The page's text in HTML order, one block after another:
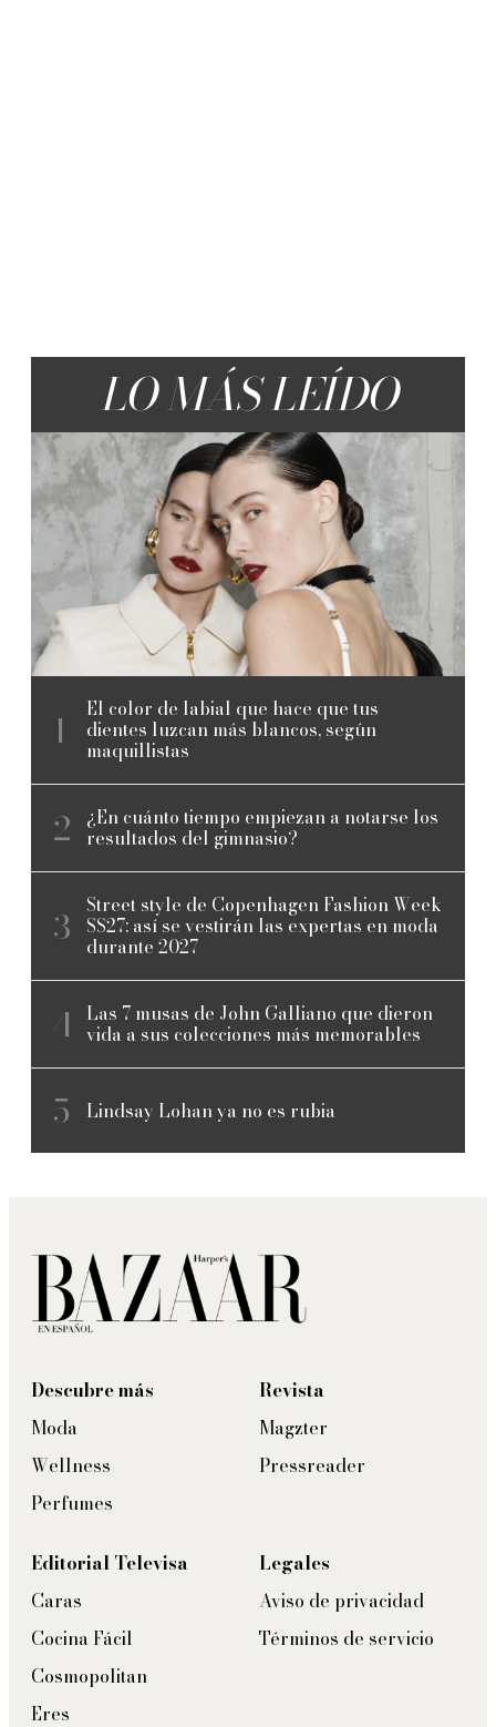
LO MÁS LEÍDO
El color de labial que hace que tus
dientes luzcan más blancos, según
maquillistas
¿En cuánto tiempo empiezan a notarse los
resultados del gimnasio?
Street style de Copenhagen Fashion Week
SS27: así se vestirán las expertas en moda
durante 2027
Las 7 musas de John Galliano que dieron
vida a sus colecciones más memorables
Lindsay Lohan ya no es rubia
Descubre más
Moda
Wellness
Perfumes
Revista
Magzter
Pressreader
Editorial Televisa
Caras
Cocina Fácil
Cosmopolitan
Eres
Legales
Aviso de privacidad
Términos de servicio